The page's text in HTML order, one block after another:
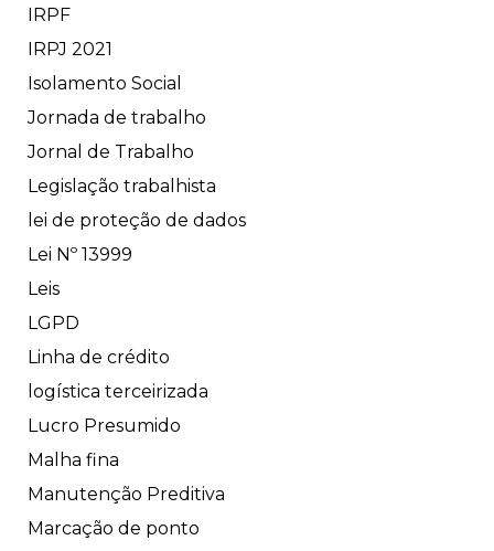
IRPF
IRPJ 2021
Isolamento Social
Jornada de trabalho
Jornal de Trabalho
Legislação trabalhista
lei de proteção de dados
Lei Nº 13999
Leis
LGPD
Linha de crédito
logística terceirizada
Lucro Presumido
Malha fina
Manutenção Preditiva
Marcação de ponto